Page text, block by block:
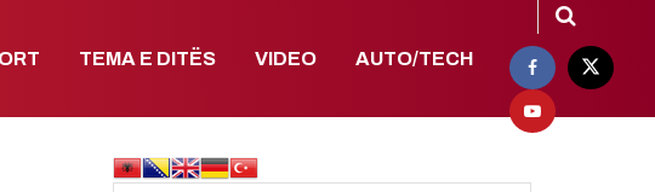
TEMA E DITËS VIDEO AUTO/TECH